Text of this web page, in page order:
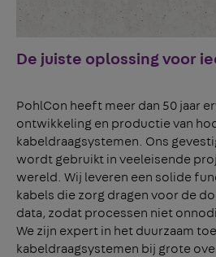
De juiste oplossing voor
PohlCon heeft meer dan 50 jaar
ontwikkeling en productie van
kabeldraagsystemen. Ons
wordt gebruikt in veeleisende
wereld. Wij leveren een solide
kabels die zorg dragen voor de
data, zodat processen niet
We zijn expert in het duurzaam
kabeldraagsystemen bij grote